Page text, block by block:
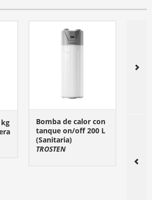
VER DETALLE
Bomba de calor con
tanque on/off 200 L
(Sanitaria)
TROSTEN